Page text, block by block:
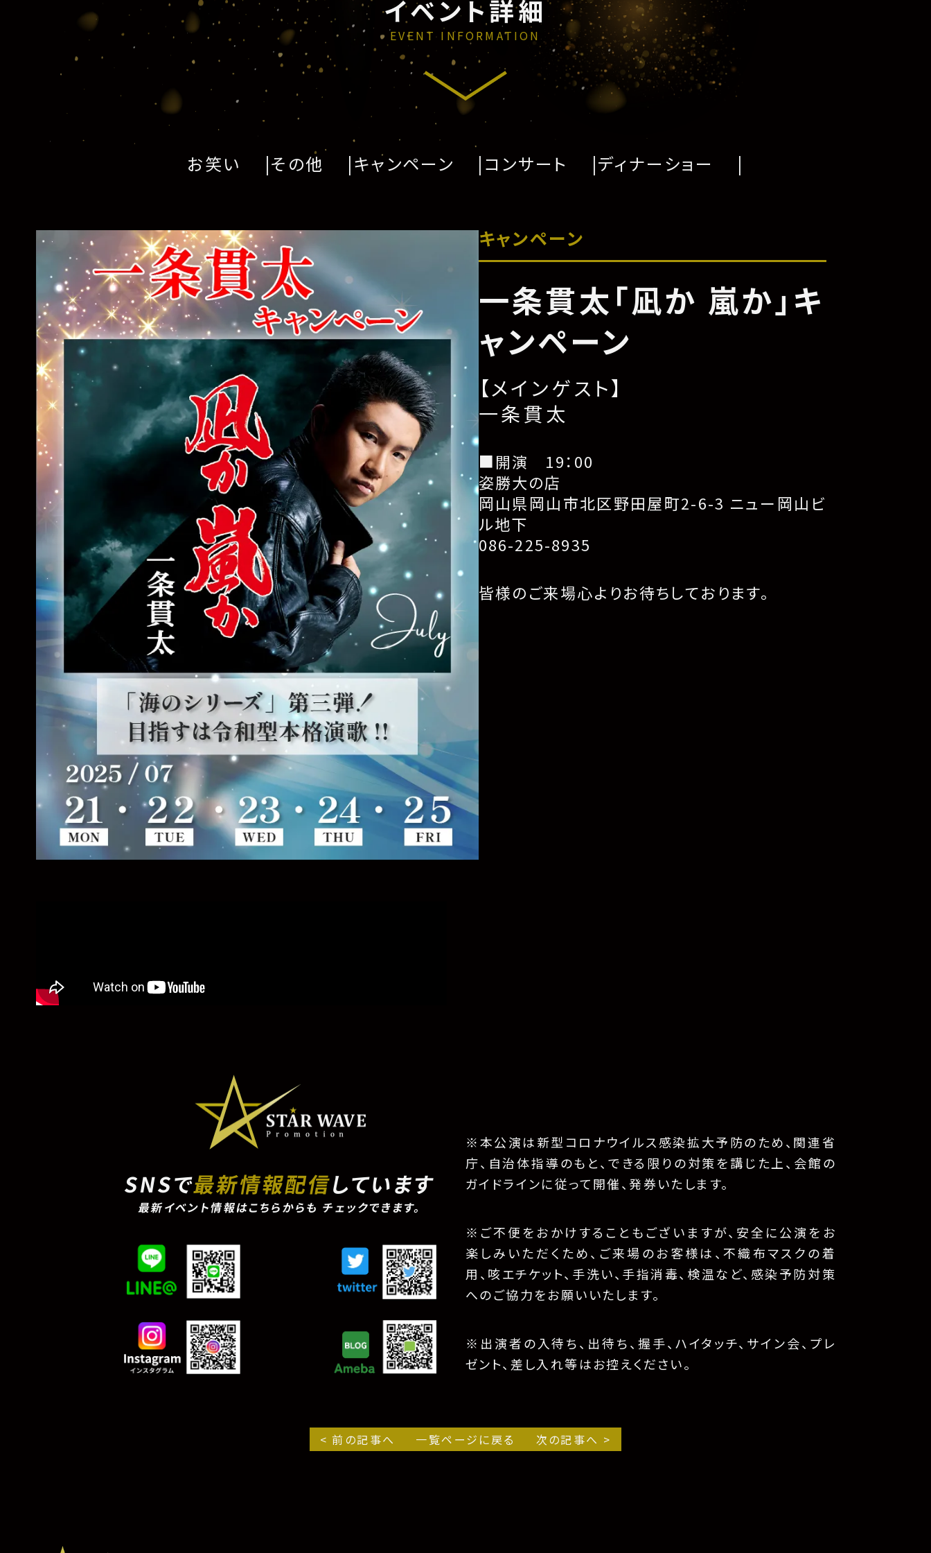
イベント詳細
EVENT INFORMATION
お笑い その他 キャンペーン コンサート ディナーショー
キャンペーン
一条貫太「凪か 嵐か」キ
ャンペーン
【メインゲスト】
一条貫太
■開演 19：00
姿勝大の店
岡山県岡山市北区野田屋町2-6-3 ニュー岡山ビ
ル地下
086-225-8935
皆様のご来場心よりお待ちしております。
SNSで最新情報配信しています
最新イベント情報はこちらからも チェックできます。
※本公演は新型コロナウイルス感染拡大予防のため、関連省
庁、自治体指導のもと、できる限りの対策を講じた上、会館の
ガイドラインに従って開催、発券いたします。
※ご不便をおかけすることもございますが、安全に公演をお
楽しみいただくため、ご来場のお客様は、不織布マスクの着
用、咳エチケット、手洗い、手指消毒、検温など、感染予防対策
へのご協力をお願いいたします。
※出演者の入待ち、出待ち、握手、ハイタッチ、サイン会、プレ
ゼント、差し入れ等はお控えください。
< 前の記事へ 一覧ページに戻る 次の記事へ >